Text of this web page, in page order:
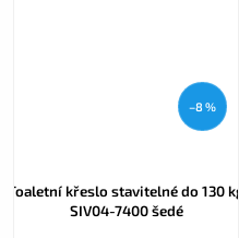
–8 %
Toaletní křeslo stavitelné do 130 kg
SIV04-7400 šedé